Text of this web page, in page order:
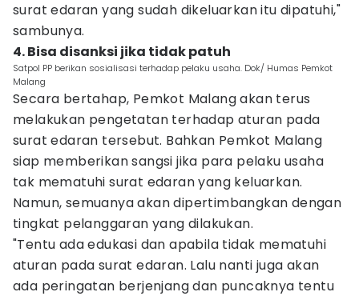
surat edaran yang sudah dikeluarkan itu dipatuhi,"
sambunya.
4. Bisa disanksi jika tidak patuh
Satpol PP berikan sosialisasi terhadap pelaku usaha. Dok/ Humas Pemkot
Malang
Secara bertahap, Pemkot Malang akan terus
melakukan pengetatan terhadap aturan pada
surat edaran tersebut. Bahkan Pemkot Malang
siap memberikan sangsi jika para pelaku usaha
tak mematuhi surat edaran yang keluarkan.
Namun, semuanya akan dipertimbangkan dengan
tingkat pelanggaran yang dilakukan.
"Tentu ada edukasi dan apabila tidak mematuhi
aturan pada surat edaran. Lalu nanti juga akan
ada peringatan berjenjang dan puncaknya tentu